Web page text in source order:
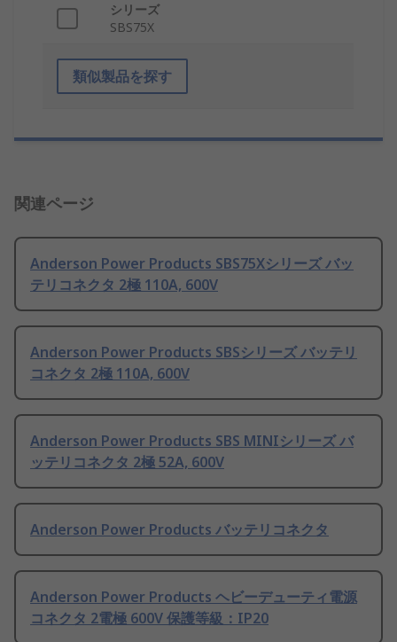
シリーズ
SBS75X
類似製品を探す
関連ページ
Anderson Power Products SBS75Xシリーズ バッ
テリコネクタ 2極 110A, 600V
Anderson Power Products SBSシリーズ バッテリ
コネクタ 2極 110A, 600V
Anderson Power Products SBS MINIシリーズ バ
ッテリコネクタ 2極 52A, 600V
Anderson Power Products バッテリコネクタ
Anderson Power Products ヘビーデューティ電源
コネクタ 2電極 600V 保護等級：IP20